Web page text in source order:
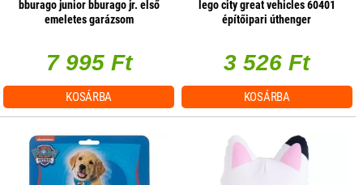
bburago junior bburago jr. első
emeletes garázsom
7 995 Ft
KOSÁRBA
lego city great vehicles 60401
építőipari úthenger
3 526 Ft
KOSÁRBA